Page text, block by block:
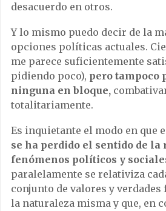
desacuerdo en otros.
Y lo mismo puedo decir de la
opciones políticas actuales.
me parece suficientemente
pidiendo poco), pero tampoco
ninguna en bloque,
totalitariamente.
Es inquietante el modo en que
se ha perdido el sentido de la
fenómenos políticos y
paralelamente se relativiza
conjunto de valores y verdades
la naturaleza misma y que, en